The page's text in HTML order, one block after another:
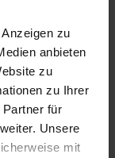
zu
anbieten
zu
zu Ihrer
für
Unsere
mit
ist ab